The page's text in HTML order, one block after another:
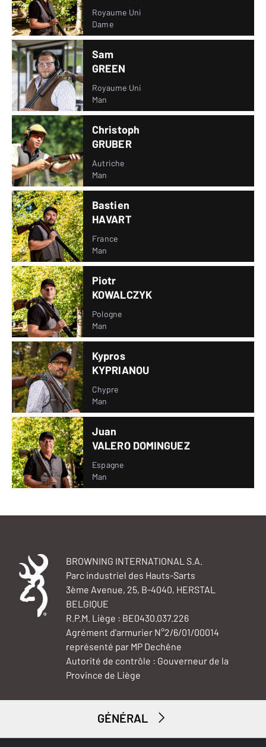
Royaume Uni
Dame
Sam
GREEN
Royaume Uni
Man
Christoph
GRUBER
Autriche
Man
Bastien
HAVART
France
Man
Piotr
KOWALCZYK
Pologne
Man
Kypros
KYPRIANOU
Chypre
Man
Juan
VALERO DOMINGUEZ
Espagne
Man
BROWNING INTERNATIONAL S.A.
Parc industriel des Hauts-Sarts
3ème Avenue, 25, B-4040, HERSTAL
BELGIQUE
R.P.M. Liège : BE0430.037.226
Agrément d'armurier N°2/6/01/00014
représenté par MP Dechêne
Autorité de contrôle : Gouverneur de la
Province de Liège
GÉNÉRAL